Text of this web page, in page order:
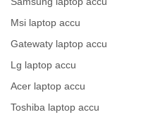
Msi laptop accu
Gatewaty laptop accu
Lg laptop accu
Acer laptop accu
Toshiba laptop accu